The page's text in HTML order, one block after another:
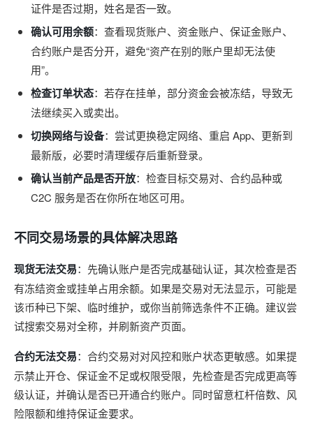
证件是否过期，姓名是否一致。
确认可用余额：查看现货账户、资金账户、保证金账户、
合约账户是否分开，避免“资产在别的账户里却无法使
用”。
检查订单状态：若存在挂单，部分资金会被冻结，导致无
法继续买入或卖出。
切换网络与设备：尝试更换稳定网络、重启 App、更新到
最新版，必要时清理缓存后重新登录。
确认当前产品是否开放：检查目标交易对、合约品种或
C2C 服务是否在你所在地区可用。
不同交易场景的具体解决思路
现货无法交易：先确认账户是否完成基础认证，其次检查是否
有冻结资金或挂单占用余额。如果是交易对无法显示，可能是
该币种已下架、临时维护，或你当前筛选条件不正确。建议尝
试搜索交易对全称，并刷新资产页面。
合约无法交易：合约交易对对风控和账户状态更敏感。如果提
示禁止开仓、保证金不足或权限受限，先检查是否完成更高等
级认证，并确认是否已开通合约账户。同时留意杠杆倍数、风
险限额和维持保证金要求。